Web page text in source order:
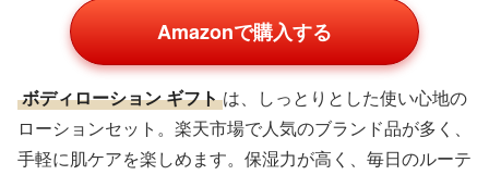
Amazonで購入する
ボディローション ギフト は、しっとりとした使い心地の
ローションセット。楽天市場で人気のブランド品が多く、
手軽に肌ケアを楽しめます。保湿力が高く、毎日のルーテ